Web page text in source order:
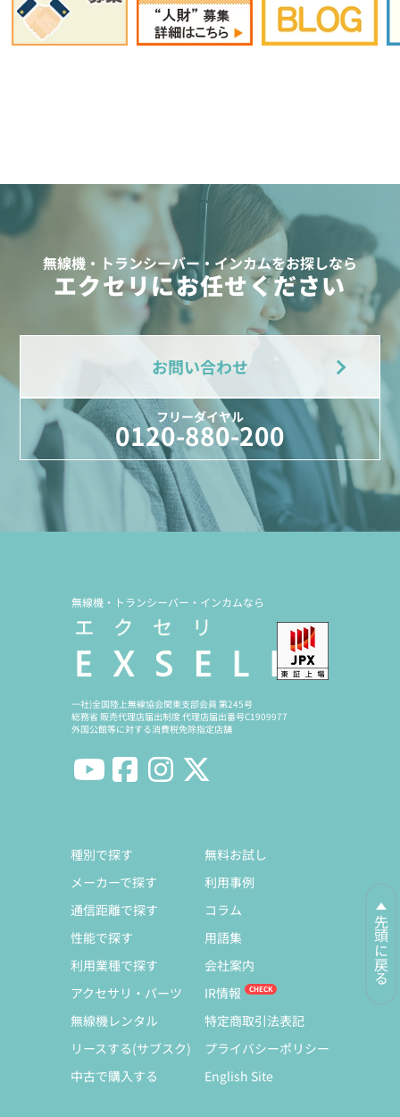
無線機・トランシーバー・インカムをお探しなら
エクセリにお任せください
お問い合わせ
フリーダイヤル
0120-880-200
先頭に戻る
無線機・トランシーバー・インカムなら
一社)全国陸上無線協会関東支部会員 第245号
総務省 販売代理店届出制度 代理店届出番号C1909977
外国公館等に対する消費税免除指定店舗
種別で探す
メーカーで探す
通信距離で探す
性能で探す
利用業種で探す
アクセサリ・パーツ
無線機レンタル
リースする(サブスク)
中古で購入する
無料お試し
利用事例
コラム
用語集
会社案内
IR情報
特定商取引法表記
プライバシーポリシー
English Site